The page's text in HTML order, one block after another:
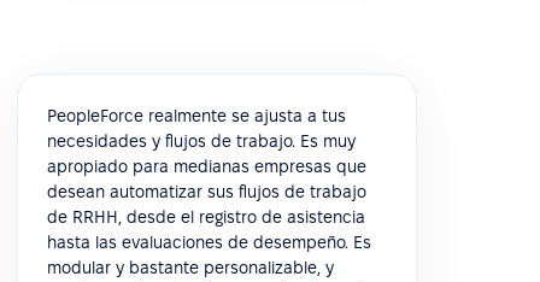
PeopleForce realmente se ajusta a tus
necesidades y flujos de trabajo. Es muy
apropiado para medianas empresas que
desean automatizar sus flujos de trabajo
de RRHH, desde el registro de asistencia
hasta las evaluaciones de desempeño. Es
modular y bastante personalizable, y